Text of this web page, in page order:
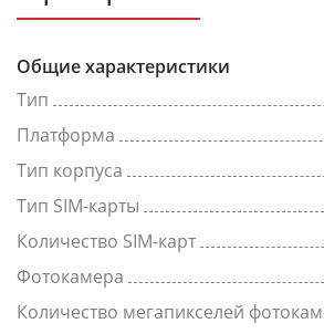
Общие характеристики
Тип
Платформа
Тип корпуса
Тип SIM-карты
Количество SIM-карт
Фотокамера
Количество мегапикселей